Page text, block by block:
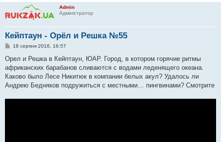
Admin
Адміністратор
Кейптаун - Орёл и Решка №55
П
в
і
д
о
л
н
18 серпня 2016, 16:57
Орел и Решка в Кейптаун, ЮАР. Город, в котором горячие ритмы
африканских барабанов сливаются с водами леденящего океана.
Каково было Лесе Никитюк в компании белых акул? Удалось ли
Андрею Бедняков подружиться с местными… пингвинами? Смотрите